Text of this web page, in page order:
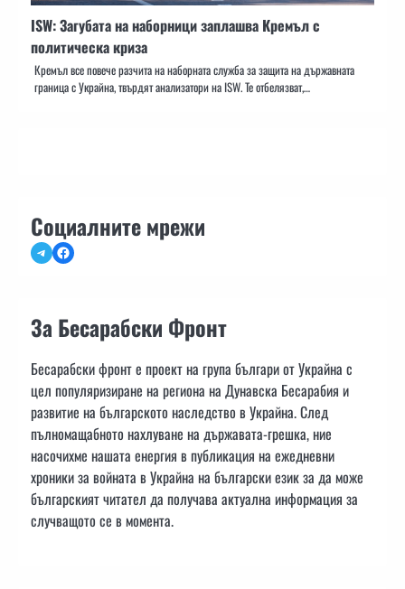
ISW: Загубата на наборници заплашва Кремъл с
политическа криза
Кремъл все повече разчита на наборната служба за защита на държавната
граница с Украйна, твърдят анализатори на ISW. Те отбелязват,…
Социалните мрежи
TelegramFacebook
За Бесарабски Фронт
Бесарабски фронт е проект на група българи от Украйна с
цел популяризиране на региона на Дунавска Бесарабия и
развитие на българското наследство в Украйна. След
пълномащабното нахлуване на държавата-грешка, ние
насочихме нашата енергия в публикация на ежедневни
хроники за войната в Украйна на български език за да може
българският читател да получава актуална информация за
случващото се в момента.